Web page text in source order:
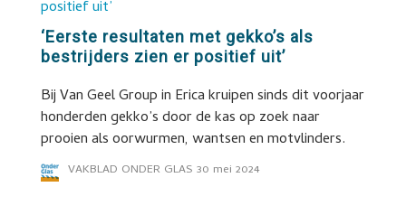
‘Eerste resultaten met gekko’s als
bestrijders zien er positief uit’
Bij Van Geel Group in Erica kruipen sinds dit voorjaar
honderden gekko’s door de kas op zoek naar
prooien als oorwurmen, wantsen en motvlinders.
VAKBLAD ONDER GLAS 30 mei 2024